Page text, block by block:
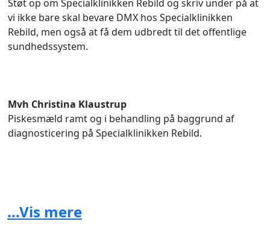
Støt op om Specialklinikken Rebild og skriv under på at
vi ikke bare skal bevare DMX hos Specialklinikken
Rebild, men også at få dem udbredt til det offentlige
sundhedssystem.
Mvh Christina Klaustrup
Piskesmæld ramt og i behandling på baggrund af
diagnosticering på Specialklinikken Rebild.
...Vis mere